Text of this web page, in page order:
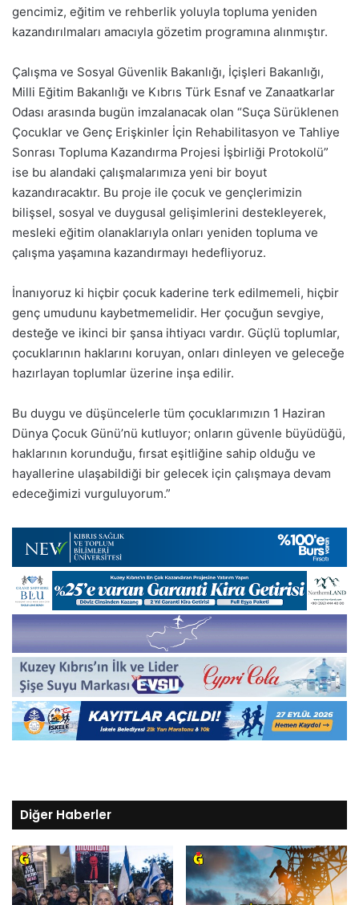
gencimiz, eğitim ve rehberlik yoluyla topluma yeniden
kazandırılmaları amacıyla gözetim programına alınmıştır.
Çalışma ve Sosyal Güvenlik Bakanlığı, İçişleri Bakanlığı,
Milli Eğitim Bakanlığı ve Kıbrıs Türk Esnaf ve Zanaatkarlar
Odası arasında bugün imzalanacak olan “Suça Sürüklenen
Çocuklar ve Genç Erişkinler İçin Rehabilitasyon ve Tahliye
Sonrası Topluma Kazandırma Projesi İşbirliği Protokolü”
ise bu alandaki çalışmalarımıza yeni bir boyut
kazandıracaktır. Bu proje ile çocuk ve gençlerimizin
bilişsel, sosyal ve duygusal gelişimlerini destekleyerek,
mesleki eğitim olanaklarıyla onları yeniden topluma ve
çalışma yaşamına kazandırmayı hedefliyoruz.
İnanıyoruz ki hiçbir çocuk kaderine terk edilmemeli, hiçbir
genç umudunu kaybetmemelidir. Her çocuğun sevgiye,
desteğe ve ikinci bir şansa ihtiyacı vardır. Güçlü toplumlar,
çocuklarının haklarını koruyan, onları dinleyen ve geleceğe
hazırlayan toplumlar üzerine inşa edilir.
Bu duygu ve düşüncelerle tüm çocuklarımızın 1 Haziran
Dünya Çocuk Günü’nü kutluyor; onların güvenle büyüdüğü,
haklarının korunduğu, fırsat eşitliğine sahip olduğu ve
hayallerine ulaşabildiği bir gelecek için çalışmaya devam
edeceğimizi vurguluyorum.”
Diğer Haberler